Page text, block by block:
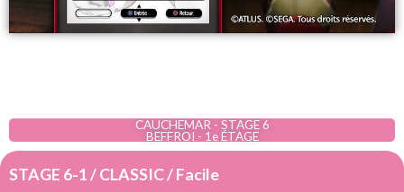
CAUCHEMAR - STAGE 6
BEFFROI - 1e ÉTAGE
STAGE 6-1 / CLASSIC / Facile